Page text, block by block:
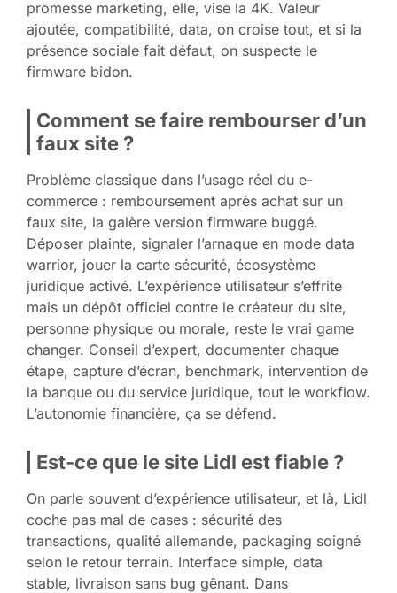
promesse marketing, elle, vise la 4K. Valeur
ajoutée, compatibilité, data, on croise tout, et si la
présence sociale fait défaut, on suspecte le
firmware bidon.
Comment se faire rembourser d’un
faux site ?
Problème classique dans l’usage réel du e-
commerce : remboursement après achat sur un
faux site, la galère version firmware buggé.
Déposer plainte, signaler l’arnaque en mode data
warrior, jouer la carte sécurité, écosystème
juridique activé. L’expérience utilisateur s’effrite
mais un dépôt officiel contre le créateur du site,
personne physique ou morale, reste le vrai game
changer. Conseil d’expert, documenter chaque
étape, capture d’écran, benchmark, intervention de
la banque ou du service juridique, tout le workflow.
L’autonomie financière, ça se défend.
Est-ce que le site Lidl est fiable ?
On parle souvent d’expérience utilisateur, et là, Lidl
coche pas mal de cases : sécurité des
transactions, qualité allemande, packaging soigné
selon le retour terrain. Interface simple, data
stable, livraison sans bug gênant. Dans